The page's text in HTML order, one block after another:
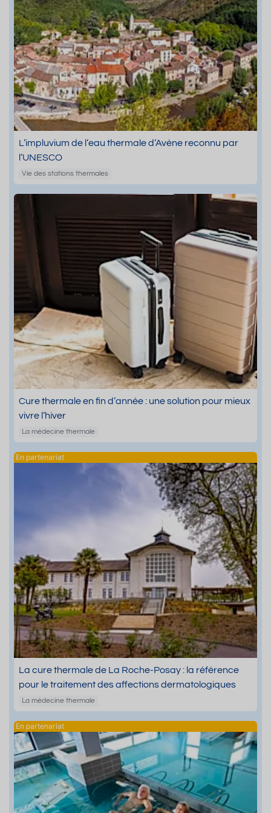
L’impluvium de l’eau thermale d’Avène reconnu par
l’UNESCO
Vie des stations thermales
Cure thermale en fin d’année : une solution pour mieux
vivre l’hiver
La médecine thermale
La cure thermale de La Roche-Posay : la référence
pour le traitement des affections dermatologiques
La médecine thermale